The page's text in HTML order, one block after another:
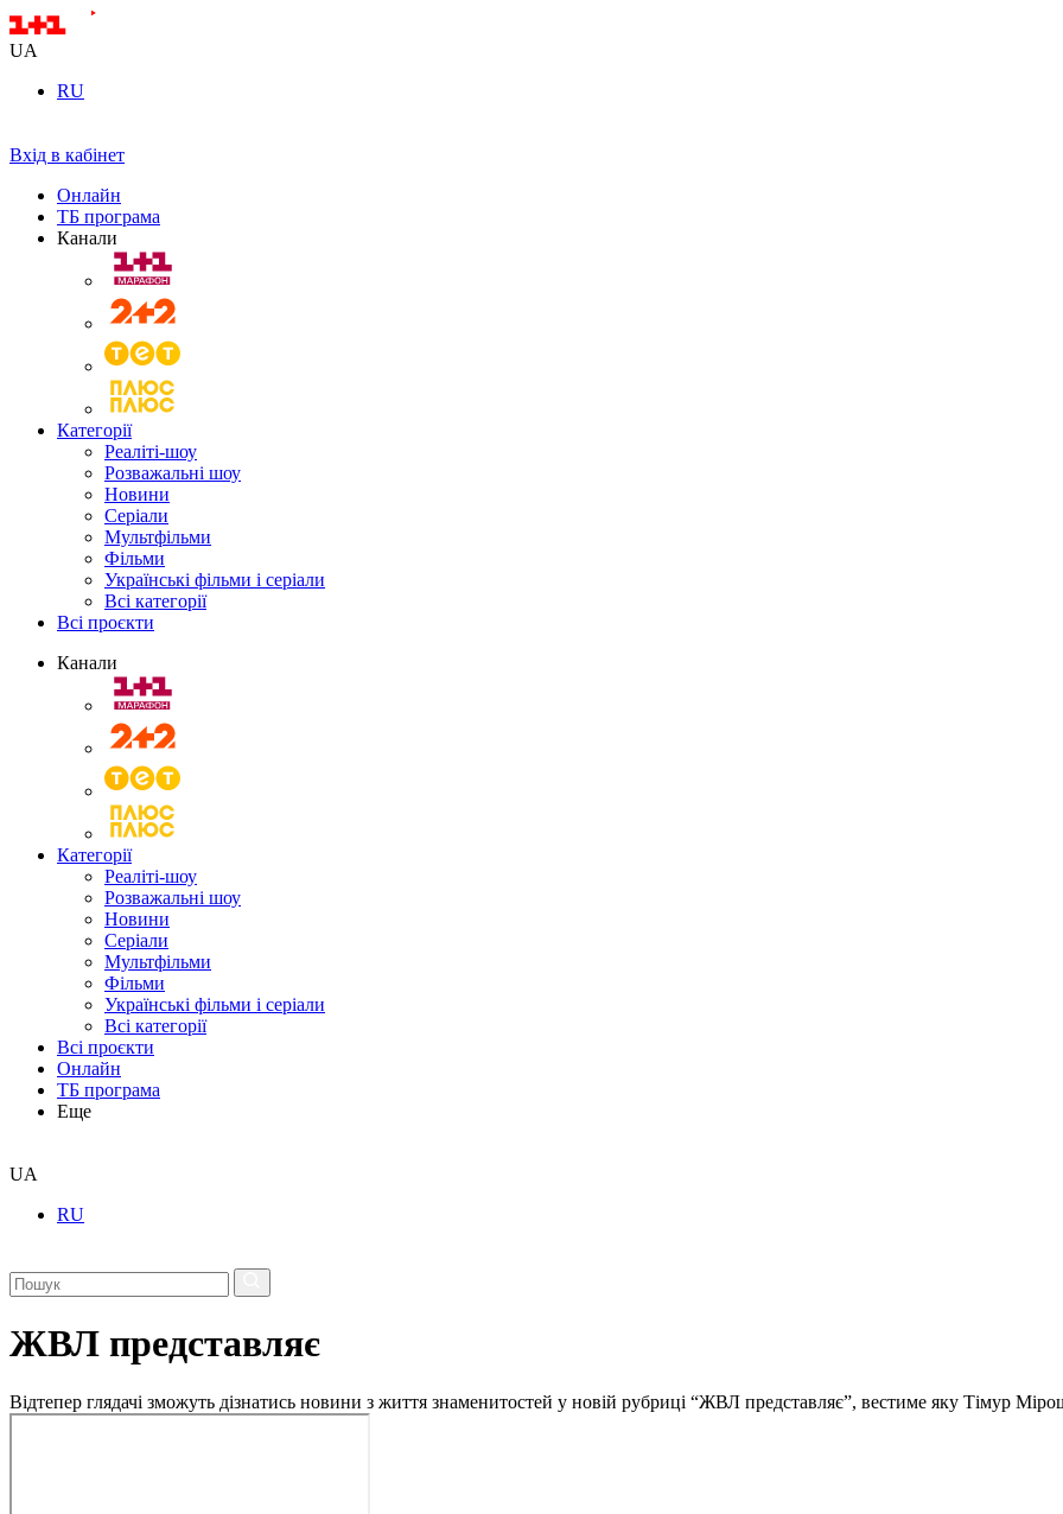
UA
RU
Вхід в кабінет
Онлайн
ТБ програма
Канали
Категорії
Реаліті-шоу
Розважальні шоу
Новини
Серіали
Мультфільми
Фільми
Українські фільми і серіали
Всі категорії
Всі проєкти
Канали
Категорії
Реаліті-шоу
Розважальні шоу
Новини
Серіали
Мультфільми
Фільми
Українські фільми і серіали
Всі категорії
Всі проєкти
Онлайн
ТБ програма
Еще
UA
RU
ЖВЛ представляє
Відтепер глядачі зможуть дізнатись новини з життя знаменитостей у новій рубриці “ЖВЛ представляє”, вестиме яку Тімур